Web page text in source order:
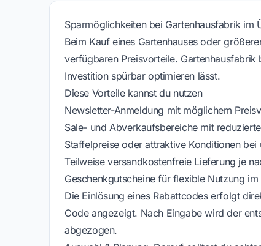
Sparmöglichkeiten bei Gartenhausfabrik im
Beim Kauf eines Gartenhauses oder
verfügbaren Preisvorteile.
Investition spürbar optimieren lässt.
Diese Vorteile kannst du nutzen
Newsletter-Anmeldung mit möglichem
Sale- und Abverkaufsbereiche mit
Staffelpreise oder attraktive Konditionen bei
Teilweise versandkostenfreie Lieferung je
Geschenkgutscheine für flexible Nutzung im
Die Einlösung eines Rabattcodes erfolgt
Code angezeigt. Nach Eingabe wird der
abgezogen.